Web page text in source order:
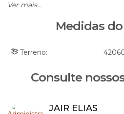
Além disso, está próximo ao
✔Localização privilegiada com
Terreno plano e regular
,
Grande potencial de
Perfeito para:
Ver mais...
Medidas
Terreno:
Consulte
JAIR ELIAS